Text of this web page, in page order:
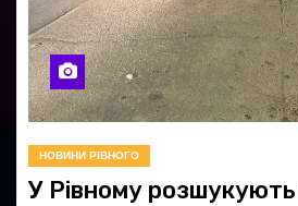
НОВИНИ РІВНОГО
У Рівному розшукують